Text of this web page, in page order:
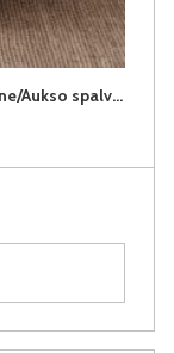
HOLBORN apvalus staliukas (Chanel Stone/Aukso spalvos kojos)